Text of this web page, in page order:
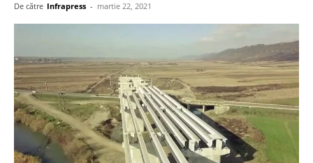
De către Infrapress - martie 22, 2021